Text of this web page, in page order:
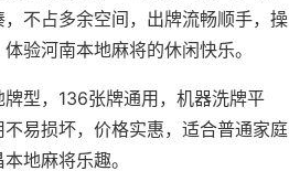
不占多余空间，出牌流畅顺手，操
验河南本地麻将的休闲快乐。
型，136张牌通用，机器洗牌平
易损坏，价格实惠，适合普通家庭
地麻将乐趣。